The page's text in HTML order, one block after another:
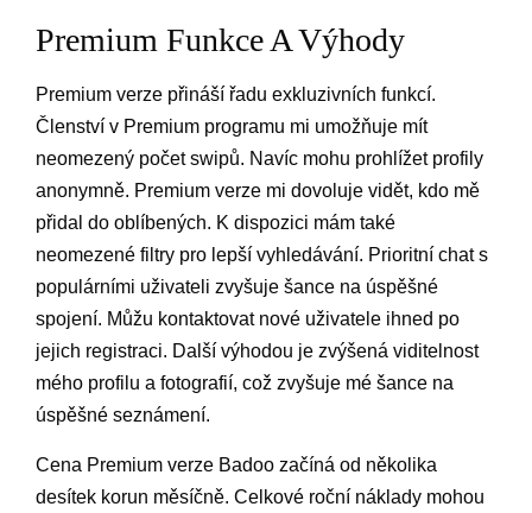
Premium Funkce A Výhody
Premium verze přináší řadu exkluzivních funkcí.
Členství v Premium programu mi umožňuje mít
neomezený počet swipů. Navíc mohu prohlížet profily
anonymně. Premium verze mi dovoluje vidět, kdo mě
přidal do oblíbených. K dispozici mám také
neomezené filtry pro lepší vyhledávání. Prioritní chat s
populárními uživateli zvyšuje šance na úspěšné
spojení. Můžu kontaktovat nové uživatele ihned po
jejich registraci. Další výhodou je zvýšená viditelnost
mého profilu a fotografií, což zvyšuje mé šance na
úspěšné seznámení.
Cena Premium verze Badoo začíná od několika
desítek korun měsíčně. Celkové roční náklady mohou